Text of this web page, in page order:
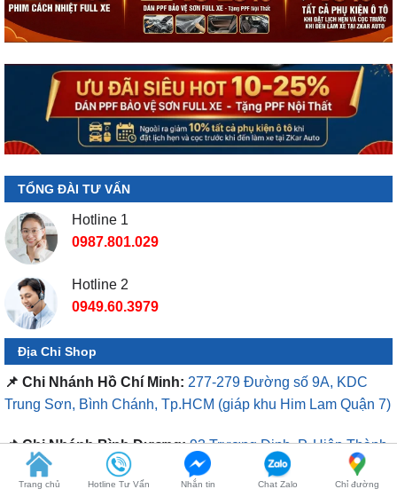
TỔNG ĐÀI TƯ VẤN
Hotline 1
0987.801.029
Hotline 2
0949.60.3979
Địa Chỉ Shop
📌 Chi Nhánh Hồ Chí Minh: 277-279 Đường số 9A, KDC
Trung Sơn, Bình Chánh, Tp.HCM (giáp khu Him Lam Quận 7)
📌 Chi Nhánh Bình Dương: 93 Trương Định, P. Hiệp Thành,
TP. Thủ Dầu Một, Bình Dương
Trang chủ Hotline Tư Vấn Nhắn tin Chat Zalo Chỉ đường